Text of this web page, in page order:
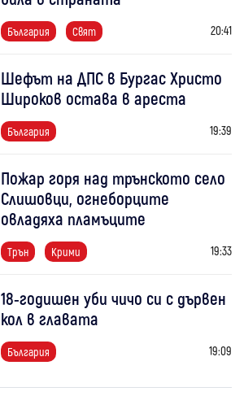
България Свят 20:41
Шефът на ДПС в Бургас Христо
Широков остава в ареста
България 19:39
Пожар горя над трънското село
Слишовци, огнеборците
овладяха пламъците
Трън Крими 19:33
18-годишен уби чичо си с дървен
кол в главата
България 19:09